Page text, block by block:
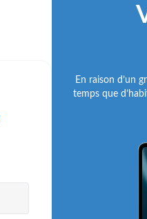
En raison d’un
temps que